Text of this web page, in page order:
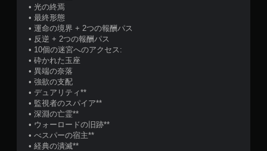
数
の
ボ
タ
ン
を
押
し
た
り
長
押
し
す
• 光の終焉
• 最終形態
• 運命の境界 + 2つの報酬パス
• 反逆 + 2つの報酬パス
• 10個の迷宮へのアクセス:
• 砕かれた玉座
• 異端の奈落
• 強欲の支配
• デュアリティ**
• 監視者のスパイア**
• 深淵の亡霊**
• ウォーロードの旧跡**
• べスパーの宿主**
• 経典の潰滅**